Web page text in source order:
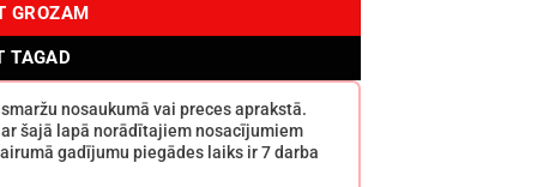
GROZAM
TAGAD
nosaukumā vai preces aprakstā.
šajā lapā norādītajiem nosacījumiem
gadījumu piegādes laiks ir 7 darba